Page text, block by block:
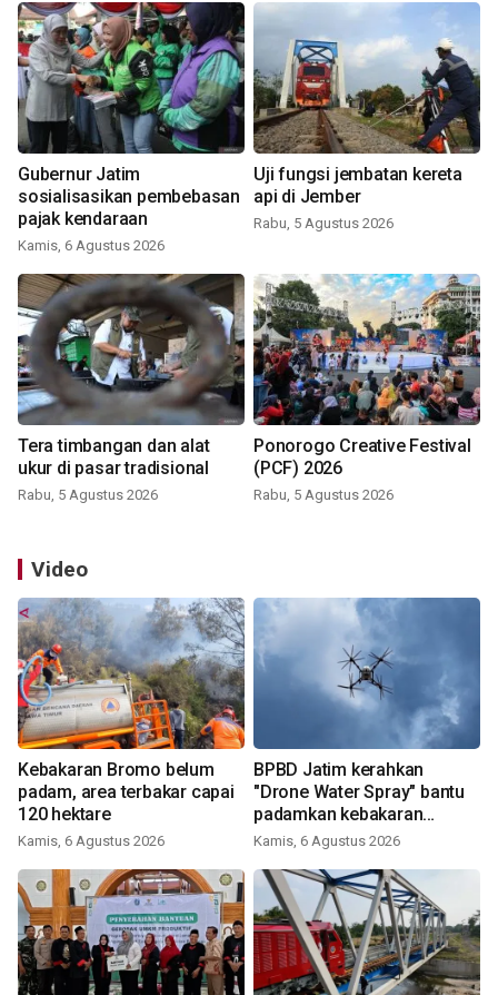
Gubernur Jatim
sosialisasikan pembebasan
pajak kendaraan
Kamis, 6 Agustus 2026
Uji fungsi jembatan kereta
api di Jember
Rabu, 5 Agustus 2026
Tera timbangan dan alat
ukur di pasar tradisional
Rabu, 5 Agustus 2026
Ponorogo Creative Festival
(PCF) 2026
Rabu, 5 Agustus 2026
Video
Kebakaran Bromo belum
padam, area terbakar capai
120 hektare
Kamis, 6 Agustus 2026
BPBD Jatim kerahkan
"Drone Water Spray" bantu
padamkan kebakaran
Bromo
Kamis, 6 Agustus 2026